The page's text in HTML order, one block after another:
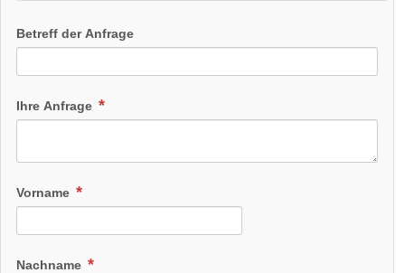
Betreff der Anfrage
Ihre Anfrage
Vorname
Nachname